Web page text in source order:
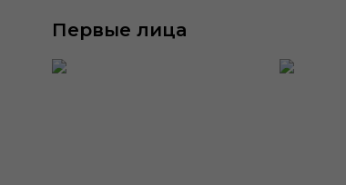
«Российской
Первые лица